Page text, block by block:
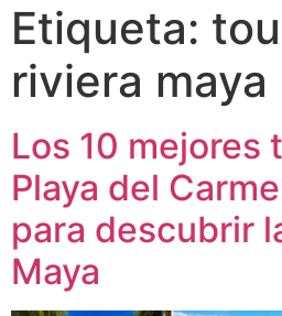
Etiqueta:
riviera maya
Los 10 mejores
Playa del
para descubrir
Maya